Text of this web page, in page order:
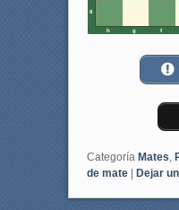
8
h g f
Categoría Mates,
de mate
Dejar